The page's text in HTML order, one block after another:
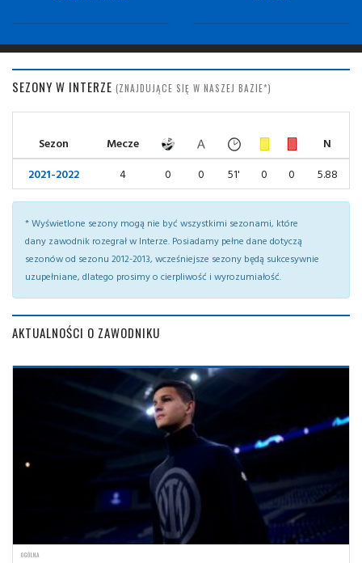
SEZONY W INTERZE (ZNAJDUJĄCE SIĘ W NASZEJ BAZIE*)
Sezon Mecze
N
2021-2022
4 0 0 51' 0 0 5.88
* Wyświetlone sezony mogą nie być wszystkimi sezonami, które
dany zawodnik rozegrał w Interze. Posiadamy pełne dane dotyczą
sezonów od sezonu 2012-2013, wcześniejsze sezony będą sukcesywnie
uzupełniane, dlatego prosimy o cierpliwość i wyrozumiałość.
AKTUALNOŚCI O ZAWODNIKU
OGÓLNA